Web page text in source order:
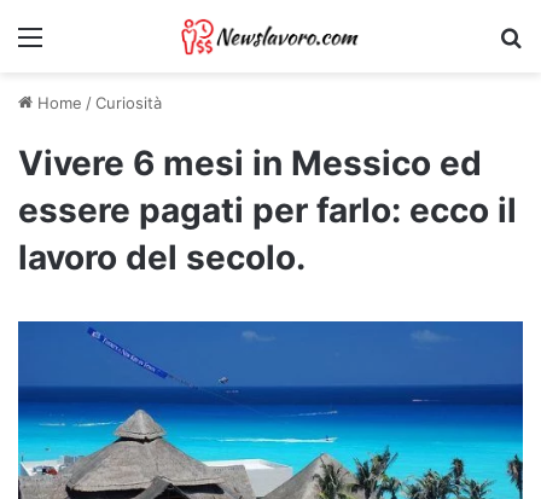
Menu
Home /Curiosità
Vivere 6 mesi in Messico ed
essere pagati per farlo: ecco il
lavoro del secolo.